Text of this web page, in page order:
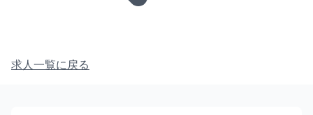
求人一覧に戻る